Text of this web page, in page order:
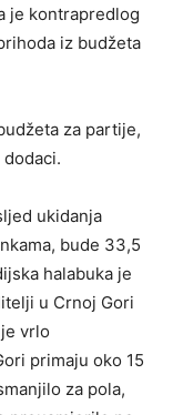
je kontrapredlog
iz budžeta
za partije,
ukidanja
bude 33,5
halabuka je
u Crnoj Gori
vrlo
primaju oko 15
za pola,